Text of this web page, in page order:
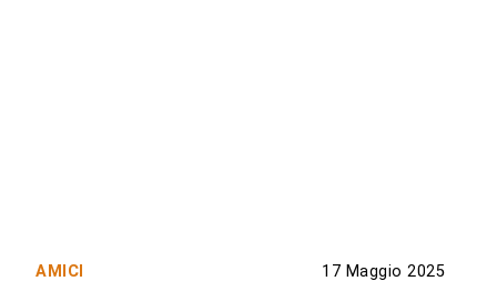
AMICI 17 Maggio 2025